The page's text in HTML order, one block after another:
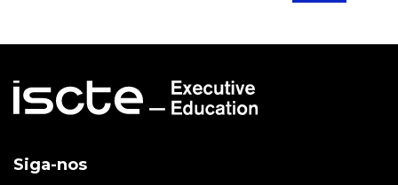
Siga-nos